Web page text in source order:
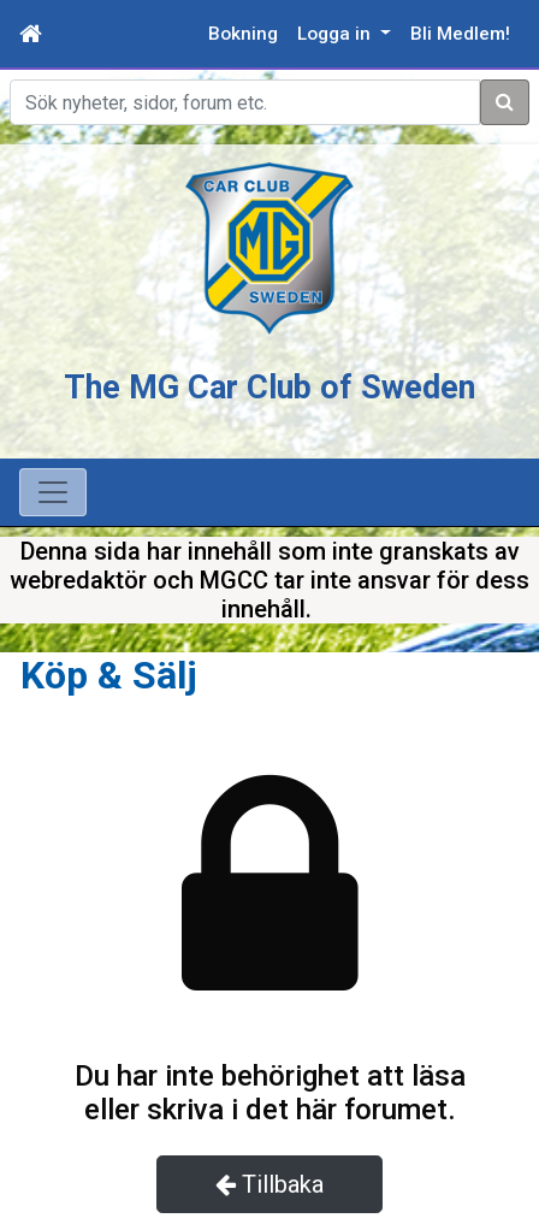
Bokning Logga in Bli Medlem!
Sök
The MG Car Club of Sweden
Denna sida har innehåll som inte granskats av
webredaktör och MGCC tar inte ansvar för dess
innehåll.
Köp & Sälj
Du har inte behörighet att läsa
eller skriva i det här forumet.
Tillbaka